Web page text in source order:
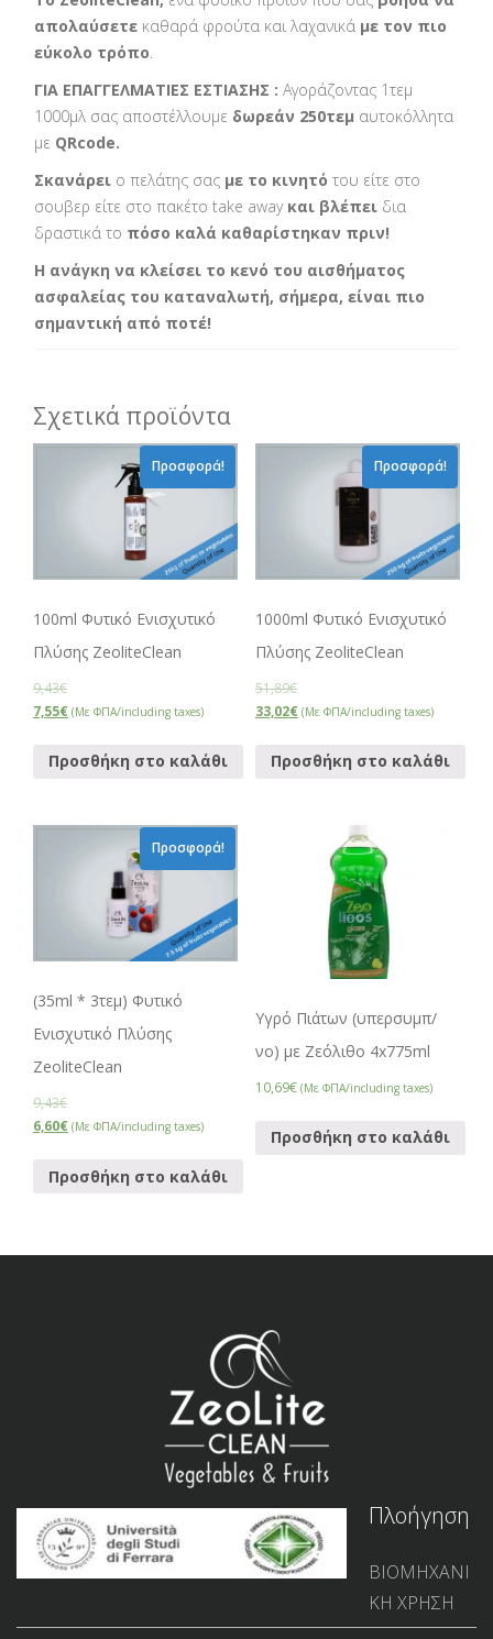
απολαύσετε καθαρά φρούτα και λαχανικά με τον πιο
εύκολο τρόπο
ΓΙΑ ΕΠΑΓΓΕΛΜΑΤΙΕΣ ΕΣΤΙΑΣΗΣ : Αγοράζοντας 1τεμ
1000μλ σας αποστέλλουμε δωρεάν 250τεμ αυτοκόλλητα
με QRcode.
Σκανάρει ο πελάτης σας με το κινητό του είτε στο
σουβερ είτε στο πακέτο take away και βλέπει δια
δραστικά το πόσο καλά καθαρίστηκαν πριν!
Η ανάγκη να κλείσει το κενό του αισθήματος
ασφαλείας του καταναλωτή, σήμερα, είναι πιο
σημαντική από ποτέ!
Σχετικά προϊόντα
Προσφορά!
100ml Φυτικό Ενισχυτικό
Πλύσης ZeoliteClean
9,43€
Original
was:
7,55€ Η
τιμή
(Με ΦΠΑ/including taxes)
Προσθήκη στο καλάθι
Προσφορά!
1000ml Φυτικό Ενισχυτικό
Πλύσης ZeoliteClean
51,89€
Original
was:
33,02€Η
τιμή
(Με ΦΠΑ/including taxes)
Προσθήκη στο καλάθι
Προσφορά!
(35ml * 3τεμ) Φυτικό
Ενισχυτικό Πλύσης
ZeoliteClean
9,43€
Original
was:
6,60€ Η
τιμή
(Με ΦΠΑ/including taxes)
Προσθήκη στο καλάθι
Υγρό Πιάτων (υπερσυμπ/
νο) με Ζεόλιθο 4x775ml
10,69€ (Με ΦΠΑ/including taxes)
Προσθήκη στο καλάθι
Πλοήγηση
ΒΙΟΜΗΧΑΝΙ
ΚΗ ΧΡΗΣΗ